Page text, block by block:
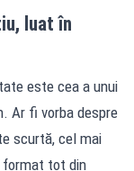
luat în
este cea a unui
Ar fi vorba despre
scurtă, cel mai
format tot din